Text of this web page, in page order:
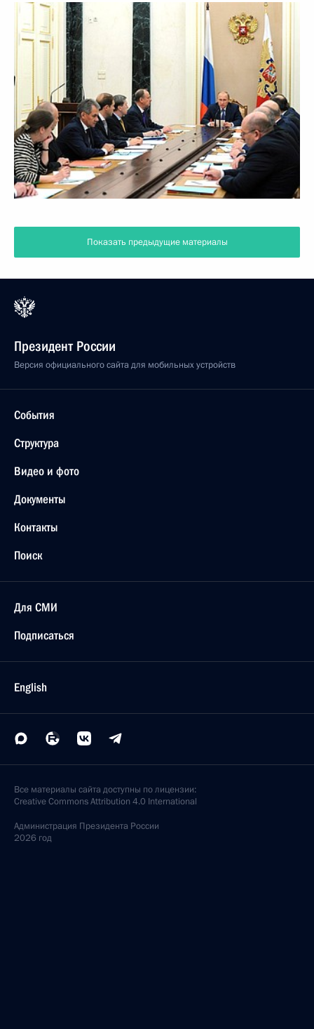
Показать предыдущие материалы
Президент России
Версия официального сайта для мобильных устройств
События
Структура
Видео и фото
Документы
Контакты
Поиск
Для СМИ
Подписаться
English
Все материалы сайта доступны по лицензии:
Creative Commons Attribution 4.0 International
Администрация Президента России
2026 год